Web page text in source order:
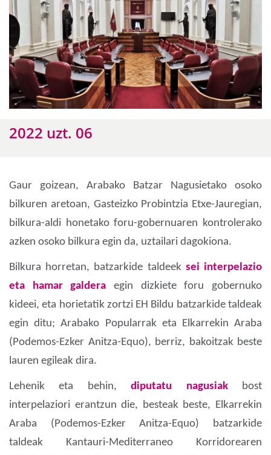
2022 uzt. 06
Gaur goizean, Arabako Batzar Nagusietako osoko
bilkuren aretoan, Gasteizko Probintzia Etxe-Jauregian,
bilkura-aldi honetako foru-gobernuaren kontrolerako
azken osoko bilkura egin da, uztailari dagokiona.
Bilkura horretan, batzarkide taldeek sei interpelazio
eta hamar galdera egin dizkiete foru gobernuko
kideei, eta horietatik zortzi EH Bildu batzarkide taldeak
egin ditu; Arabako Popularrak eta Elkarrekin Araba
(Podemos-Ezker Anitza-Equo), berriz, bakoitzak beste
lauren egileak dira.
Lehenik eta behin,diputatu nagusiakbost
interpelaziori erantzun die, besteak beste, Elkarrekin
Araba (Podemos-Ezker Anitza-Equo) batzarkide
taldeak Kantauri-Mediterraneo Korridorearen